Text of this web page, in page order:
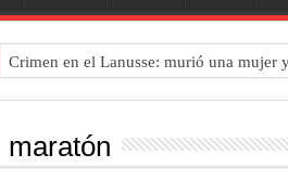
Crimen en el Lanusse: murió una mujer
Actividades en Luján: qué hacer este fin
Salud mental: Luján puso el bienestar
Turismo en Luján: las vacaciones de
maratón